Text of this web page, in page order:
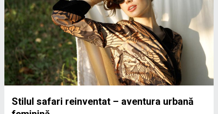
Stilul safari reinventat – aventura urbană